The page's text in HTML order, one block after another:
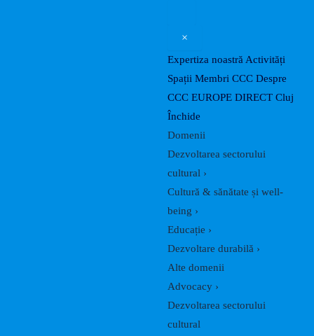
×
Expertiza noastră Activități
Spații Membri CCC Despre
CCC EUROPE DIRECT Cluj
Închide
Domenii
Dezvoltarea sectorului
cultural ›
Cultură & sănătate și well-
being ›
Educație ›
Dezvoltare durabilă ›
Alte domenii
Advocacy ›
Dezvoltarea sectorului
cultural